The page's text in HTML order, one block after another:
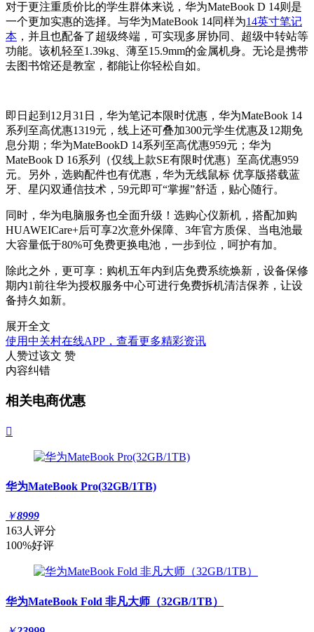
对于更注重质价比的学生群体来说，华为MateBook D 14则是
一个更加实惠的选择。与华为MateBook 14同样为14英寸笔记
本 ，并且也配备了超级终端，可实现多屏协同、超级中转站等
功能。该机轻至1.39kg、薄至15.9mm的金属机身。无论是携带
去图书馆还是教室，都能让你轻松自如。
即日起到12月31日，华为笔记本限时优惠，华为MateBook 14
系列至高优惠1319元，线上还可叠加300元学生优惠及12期免
息分期；华为MateBookD 14系列至高优惠959元；华为
MateBook D 16系列（仅线上款SE有限时优惠）至高优惠959
元。另外，选购配件也有优惠，华为无线鼠标 优享版搭载蓝
牙、星闪双通信技术，59元即可“掌握”舒适，贴心随行。
同时，华为电脑服务也全面升级！选购心仪新机，搭配加购
HUAWEICare+后可享2次意外保障、3年官方质保、当电池最
大容量低于80%可免费更换电池，一步到位，呵护有加。
除此之外，更可享：购机五年内到店免费系统焕新，设备保修
期内1前往华为授权服务中心可进行免费拆机清洁保养，让设
备持久如新。
展开全文
使用中关村在线APP，查看更多精彩资讯
人赞过该文 赞
内容纠错
相关电商优惠

华为MateBook Pro(32GB/1TB)
￥8999
163人评分
100%好评
华为MateBook Fold 非凡大师（32GB/1TB）